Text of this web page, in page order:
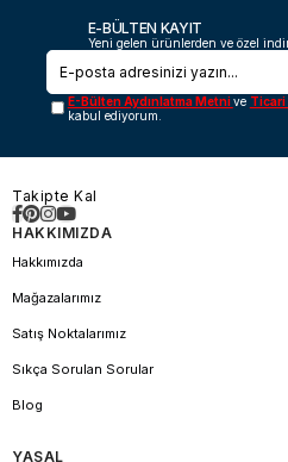
E-BÜLTEN KAYIT
Yeni gelen ürünlerden ve özel
E-Bülten Aydınlatma Metnive Ticari
kabul ediyorum.
Takipte Kal
HAKKIMIZDA
Hakkımızda
Mağazalarımız
Satış Noktalarımız
Sıkça Sorulan Sorular
Blog
YASAL